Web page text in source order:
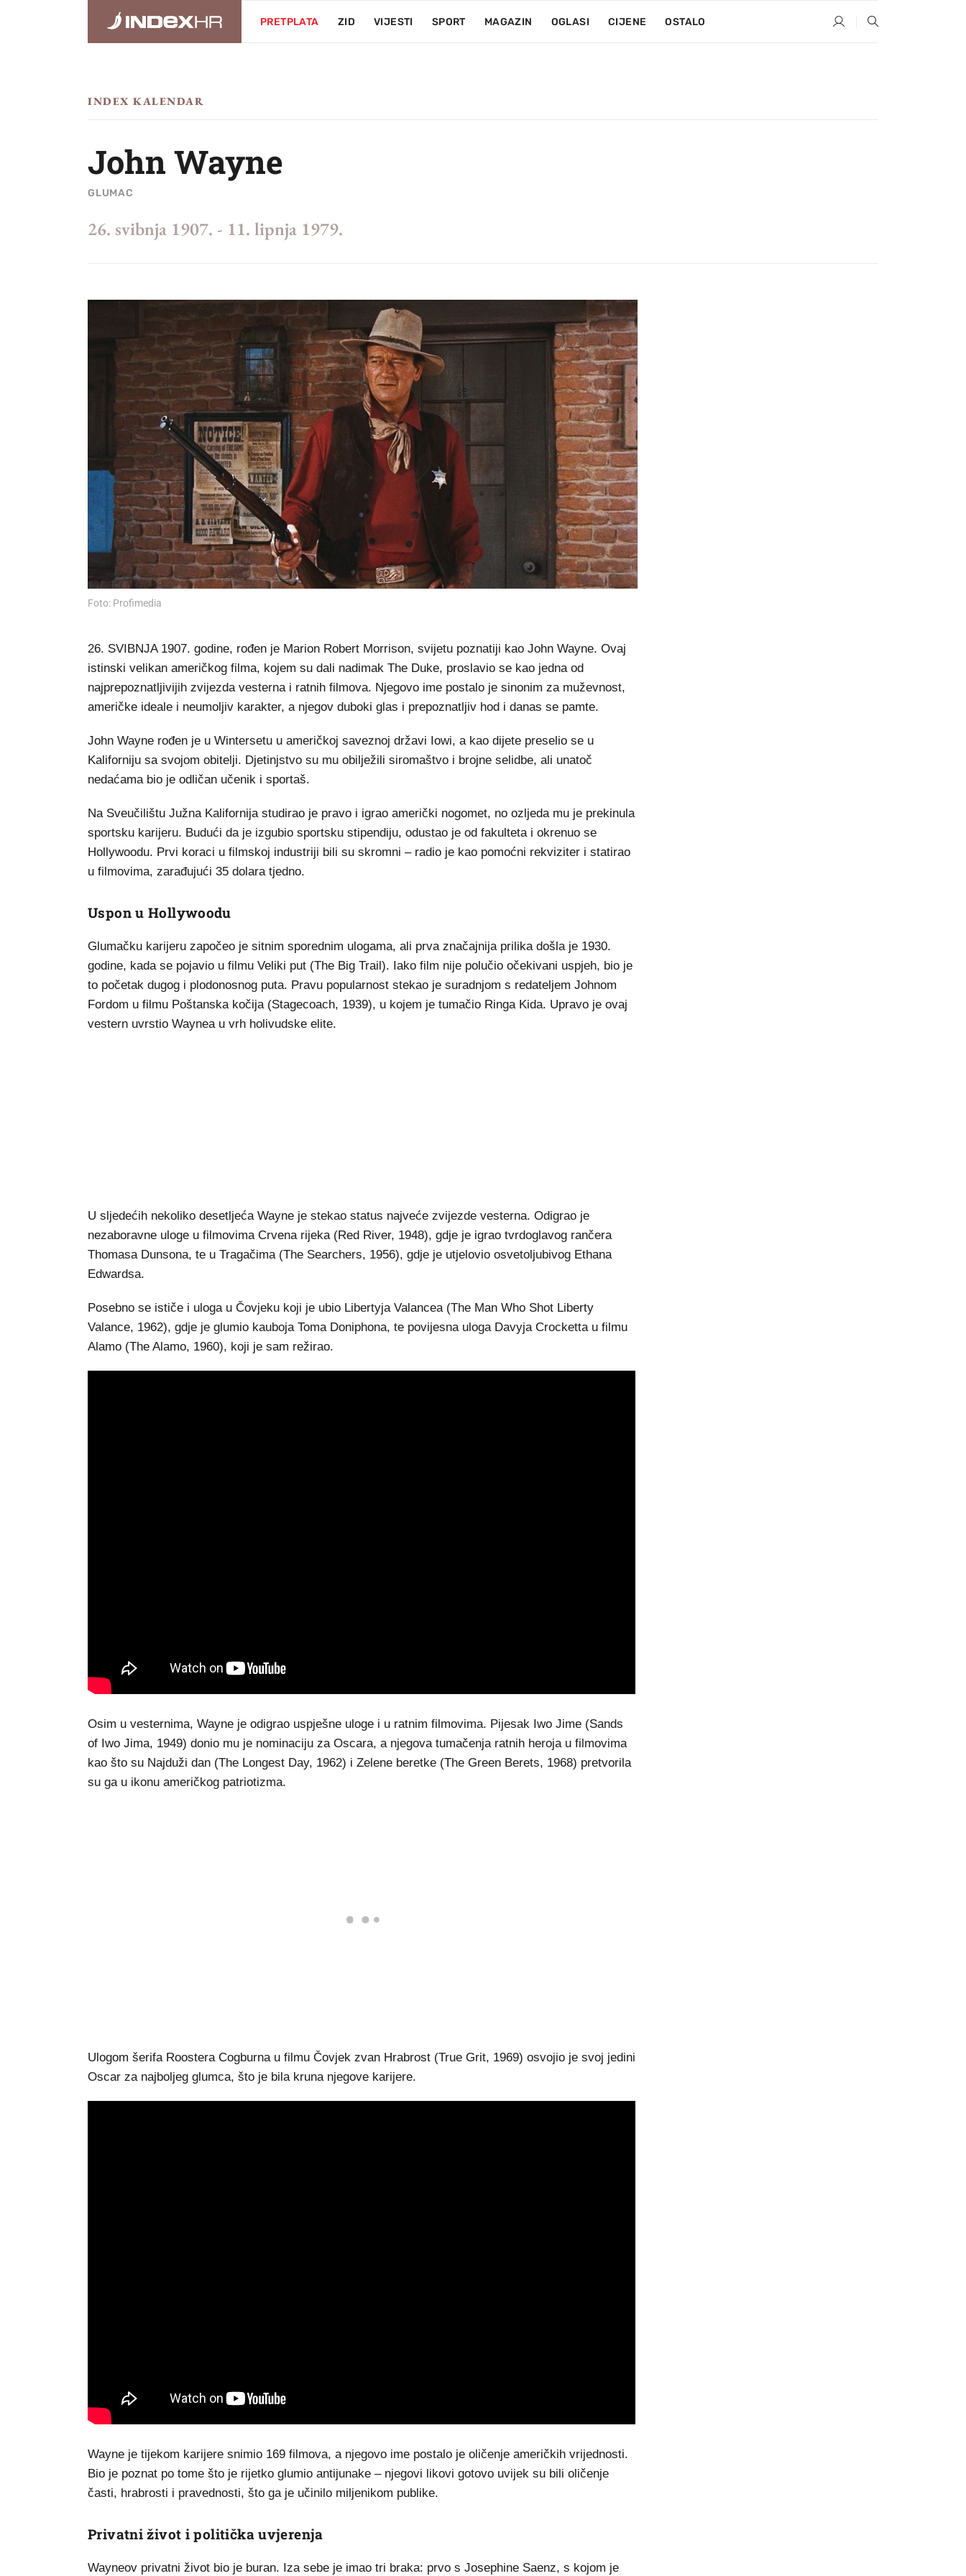
PRETPLATA ZID VIJESTI SPORT MAGAZIN OGLASI CIJENE OSTALO
INDEX KALENDAR
John Wayne
GLUMAC
26. svibnja 1907. - 11. lipnja 1979.
Foto: Profimedia
26. SVIBNJA 1907. godine, rođen je Marion Robert Morrison, svijetu poznatiji kao John Wayne. Ovaj
istinski velikan američkog filma, kojem su dali nadimak The Duke, proslavio se kao jedna od
najprepoznatljivijih zvijezda vesterna i ratnih filmova. Njegovo ime postalo je sinonim za muževnost,
američke ideale i neumoljiv karakter, a njegov duboki glas i prepoznatljiv hod i danas se pamte.
John Wayne rođen je u Wintersetu u američkoj saveznoj državi Iowi, a kao dijete preselio se u
Kaliforniju sa svojom obitelji. Djetinjstvo su mu obilježili siromaštvo i brojne selidbe, ali unatoč
nedaćama bio je odličan učenik i sportaš.
Na Sveučilištu Južna Kalifornija studirao je pravo i igrao američki nogomet, no ozljeda mu je prekinula
sportsku karijeru. Budući da je izgubio sportsku stipendiju, odustao je od fakulteta i okrenuo se
Hollywoodu. Prvi koraci u filmskoj industriji bili su skromni – radio je kao pomoćni rekviziter i statirao
u filmovima, zarađujući 35 dolara tjedno.
Uspon u Hollywoodu
Glumačku karijeru započeo je sitnim sporednim ulogama, ali prva značajnija prilika došla je 1930.
godine, kada se pojavio u filmu Veliki put (The Big Trail). Iako film nije polučio očekivani uspjeh, bio je
to početak dugog i plodonosnog puta. Pravu popularnost stekao je suradnjom s redateljem Johnom
Fordom u filmu Poštanska kočija (Stagecoach, 1939), u kojem je tumačio Ringa Kida. Upravo je ovaj
vestern uvrstio Waynea u vrh holivudske elite.
U sljedećih nekoliko desetljeća Wayne je stekao status najveće zvijezde vesterna. Odigrao je
nezaboravne uloge u filmovima Crvena rijeka (Red River, 1948), gdje je igrao tvrdoglavog rančera
Thomasa Dunsona, te u Tragačima (The Searchers, 1956), gdje je utjelovio osvetoljubivog Ethana
Edwardsa.
Posebno se ističe i uloga u Čovjeku koji je ubio Libertyja Valancea (The Man Who Shot Liberty
Valance, 1962), gdje je glumio kauboja Toma Doniphona, te povijesna uloga Davyja Crocketta u filmu
Alamo (The Alamo, 1960), koji je sam režirao.
Osim u vesternima, Wayne je odigrao uspješne uloge i u ratnim filmovima. Pijesak Iwo Jime (Sands
of Iwo Jima, 1949) donio mu je nominaciju za Oscara, a njegova tumačenja ratnih heroja u filmovima
kao što su Najduži dan (The Longest Day, 1962) i Zelene beretke (The Green Berets, 1968) pretvorila
su ga u ikonu američkog patriotizma.
Ulogom šerifa Roostera Cogburna u filmu Čovjek zvan Hrabrost (True Grit, 1969) osvojio je svoj jedini
Oscar za najboljeg glumca, što je bila kruna njegove karijere.
Wayne je tijekom karijere snimio 169 filmova, a njegovo ime postalo je oličenje američkih vrijednosti.
Bio je poznat po tome što je rijetko glumio antijunake – njegovi likovi gotovo uvijek su bili oličenje
časti, hrabrosti i pravednosti, što ga je učinilo miljenikom publike.
Privatni život i politička uvjerenja
Wayneov privatni život bio je buran. Iza sebe je imao tri braka: prvo s Josephine Saenz, s kojom je